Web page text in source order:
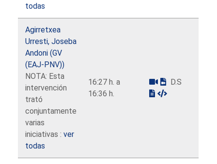
todas
Agirretxea
Urresti, Joseba
Andoni (GV
(EAJ-PNV))
NOTA: Esta
intervención
trató
conjuntamente
varias
iniciativas :ver
todas
16:27 h. a
16:36 h.
D.S